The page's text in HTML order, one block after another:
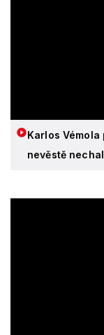
Karlos Vémola
nevěstě